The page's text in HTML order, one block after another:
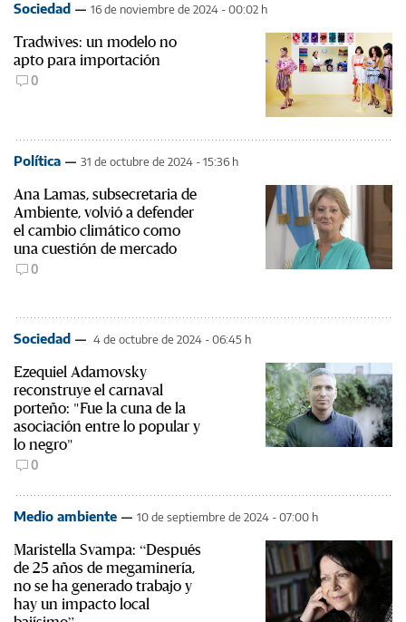
Sociedad 16 de noviembre de 2024 - 00:02 h
Tradwives: un modelo no
apto para importación
0
Política 31 de octubre de 2024 - 15:36 h
Ana Lamas, subsecretaria de
Ambiente, volvió a defender
el cambio climático como
una cuestión de mercado
0
Sociedad 4 de octubre de 2024 - 06:45 h
Ezequiel Adamovsky
reconstruye el carnaval
porteño: "Fue la cuna de la
asociación entre lo popular y
lo negro"
0
Medio ambiente 10 de septiembre de 2024 - 07:00 h
Maristella Svampa: “Después
de 25 años de megaminería,
no se ha generado trabajo y
hay un impacto local